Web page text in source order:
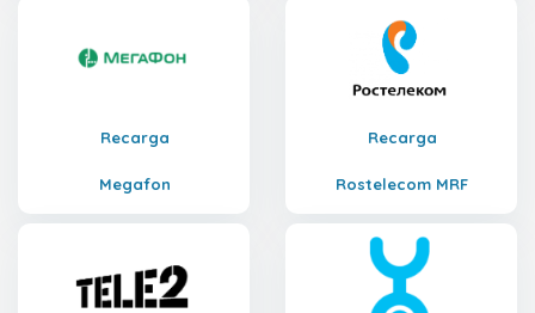
Recarga
Megafon
Recarga
Rostelecom MRF